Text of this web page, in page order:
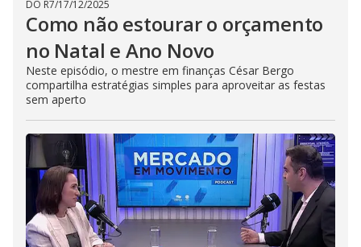
DO R7/17/12/2025
Como não estourar o orçamento
no Natal e Ano Novo
Neste episódio, o mestre em finanças César Bergo
compartilha estratégias simples para aproveitar as festas
sem aperto